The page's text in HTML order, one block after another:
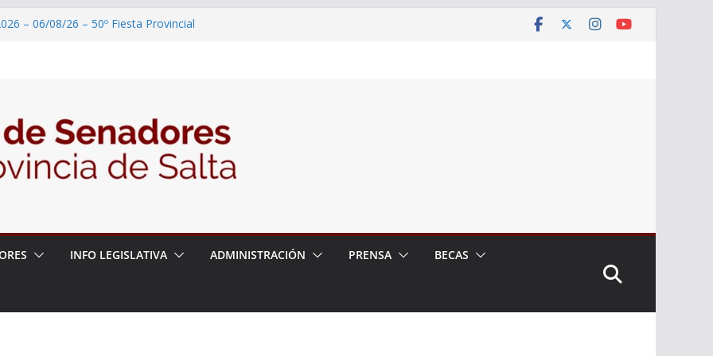
– 06/08/26 – 50º Fiesta Provincial
del Dr. Víctor Alfredo Frías
– 06/08/26 – 82° Edición de la Expo
– 06/08/26 – “Historia y memoria
del pueblo Kolla en el municipio de
INFO LEGISLATIVA ADMINISTRACIÓN PRENSA BECAS